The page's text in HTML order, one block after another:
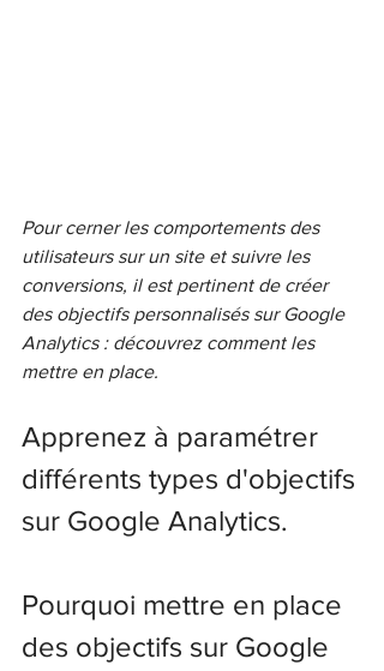
Pour cerner les comportements des
utilisateurs sur un site et suivre les
conversions, il est pertinent de créer
des objectifs personnalisés sur Google
Analytics : découvrez comment les
mettre en place.
Apprenez à paramétrer
différents types d'objectifs
sur Google Analytics.
Pourquoi mettre en place
des objectifs sur Google